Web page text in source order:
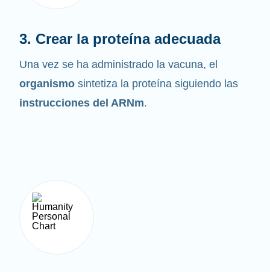
3. Crear la proteína adecuada
Una vez se ha administrado la vacuna, el
organismo sintetiza la proteína siguiendo las
instrucciones del ARNm.